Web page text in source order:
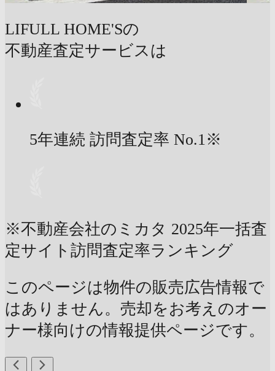
LIFULL HOME'Sの
不動産査定サービスは
5年連続 訪問査定率 No.1※
※不動産会社のミカタ 2025年一括査
定サイト訪問査定率ランキング
このページは物件の販売広告情報で
はありません。売却をお考えのオー
ナー様向けの情報提供ページです。